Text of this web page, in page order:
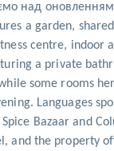
над
a garden,
centre, indoor
a private
some rooms
Languages
Bazaar and
and the property